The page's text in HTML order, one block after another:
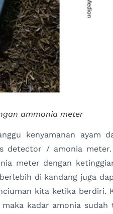
ammonia meter
kenyamanan ayam
detector / amonia meter.
meter dengan
di kandang juga
kita ketika berdiri.
kadar amonia